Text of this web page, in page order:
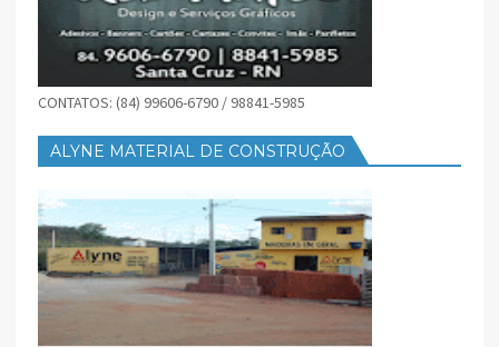
CONTATOS: (84) 99606-6790 / 98841-5985
ALYNE MATERIAL DE CONSTRUÇÃO